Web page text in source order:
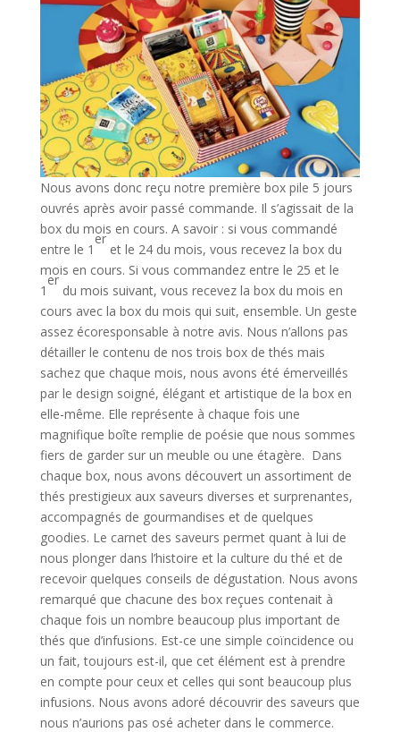
Nous avons donc reçu notre première box pile 5 jours
ouvrés après avoir passé commande. Il s’agissait de la
box du mois en cours. A savoir : si vous commandé
entre le 1
er
et le 24 du mois, vous recevez la box du
mois en cours. Si vous commandez entre le 25 et le
1
er
du mois suivant, vous recevez la box du mois en
cours avec la box du mois qui suit, ensemble. Un geste
assez écoresponsable à notre avis. Nous n’allons pas
détailler le contenu de nos trois box de thés mais
sachez que chaque mois, nous avons été émerveillés
par le design soigné, élégant et artistique de la box en
elle-même. Elle représente à chaque fois une
magnifique boîte remplie de poésie que nous sommes
fiers de garder sur un meuble ou une étagère. Dans
chaque box, nous avons découvert un assortiment de
thés prestigieux aux saveurs diverses et surprenantes,
accompagnés de gourmandises et de quelques
goodies. Le carnet des saveurs permet quant à lui de
nous plonger dans l’histoire et la culture du thé et de
recevoir quelques conseils de dégustation. Nous avons
remarqué que chacune des box reçues contenait à
chaque fois un nombre beaucoup plus important de
thés que d’infusions. Est-ce une simple coïncidence ou
un fait, toujours est-il, que cet élément est à prendre
en compte pour ceux et celles qui sont beaucoup plus
infusions. Nous avons adoré découvrir des saveurs que
nous n’aurions pas osé acheter dans le commerce.